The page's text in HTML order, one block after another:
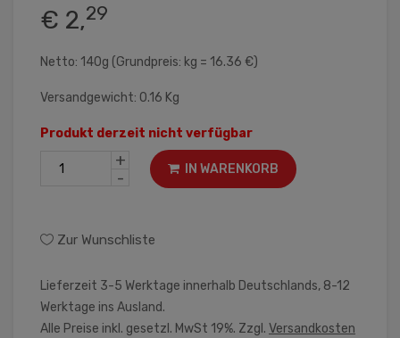
€ 2,29
Netto: 140g (Grundpreis: kg = 16.36 €)
Versandgewicht: 0.16 Kg
Produkt derzeit nicht verfügbar
+
-
IN WARENKORB
Zur Wunschliste
Lieferzeit 3-5 Werktage innerhalb Deutschlands, 8-12
Werktage ins Ausland.
Alle Preise inkl. gesetzl. MwSt 19%. Zzgl. Versandkosten